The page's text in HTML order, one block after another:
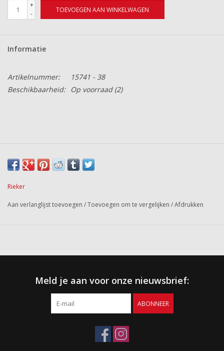
+
-
TOEVOEGEN AAN WINKELWAGEN
Informatie
Artikelnummer:
15741 - 38
Beschikbaarheid:
Op voorraad(2)
Rieker
Aan verlanglijst toevoegen /Toevoegen om te vergelijken /Afdrukken
Meld je aan voor onze nieuwsbrief:
ABONNEER